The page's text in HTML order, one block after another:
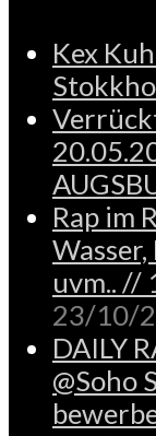
Kex
Rap im
uvm.. //
23/10/
DAILY
@Soho